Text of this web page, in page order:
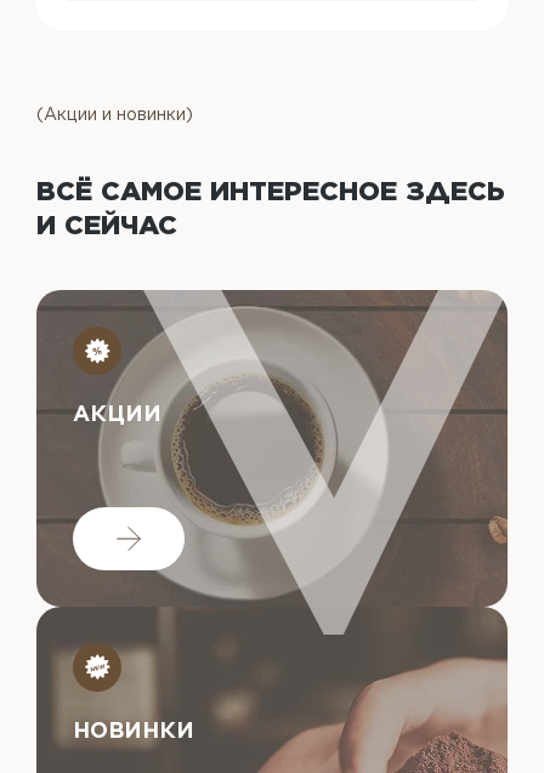
(Акции и новинки)
ВСЁ САМОЕ ИНТЕРЕСНОЕ ЗДЕСЬ
И СЕЙЧАС
АКЦИИ
НОВИНКИ